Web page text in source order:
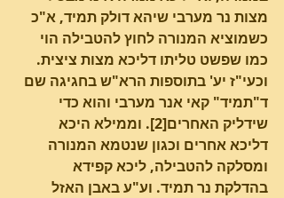
מצות נר מערבי שיהא דולק תמיד, א"כ
כשמוציא המנורה לחוץ להטבילה הוי
כמו שפשט טליתו דליכא מצות ציצית.
וכעי"ז יע' בתוספות הרא"ש בחגיגה שם
ד"תמיד" קאי אנר מערבי והוא כדי
שידליק האחרים[2]. וממילא היכא
דליכא אחרים וכגון שנטמא המנורה
ומסלקה להטבילה, ליכא קפידא
בהדלקת נר תמיד. וע"ע באבן האזל